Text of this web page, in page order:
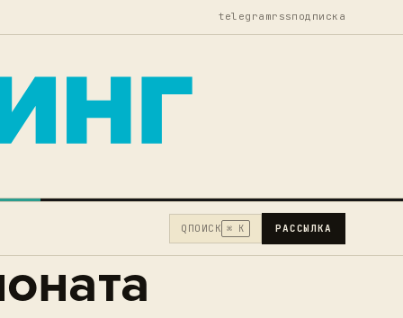
telegramrssподписка
Q ПОИСК ⌘ K РАССЫЛКА